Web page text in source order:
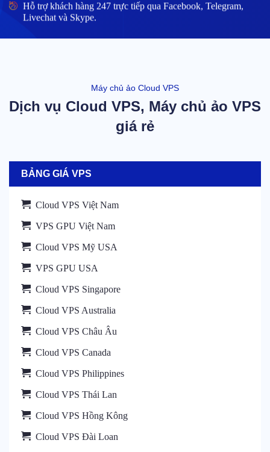
Hỗ trợ khách hàng 247 trực tiếp qua Facebook, Telegram,
Livechat và Skype.
Máy chủ ảo Cloud VPS
Dịch vụ Cloud VPS, Máy chủ ảo VPS
giá rẻ
BẢNG GIÁ VPS
Cloud VPS Việt Nam
VPS GPU Việt Nam
Cloud VPS Mỹ USA
VPS GPU USA
Cloud VPS Singapore
Cloud VPS Australia
Cloud VPS Châu Âu
Cloud VPS Canada
Cloud VPS Philippines
Cloud VPS Thái Lan
Cloud VPS Hồng Kông
Cloud VPS Đài Loan